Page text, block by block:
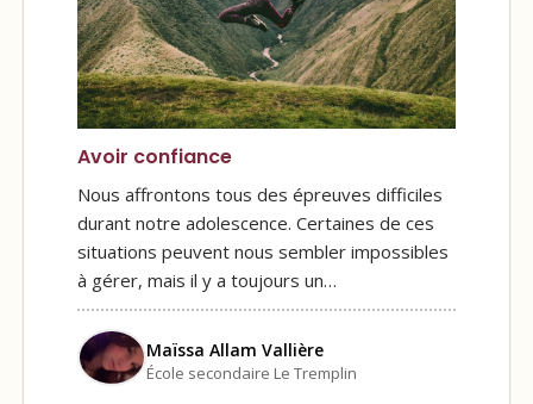
Avoir confiance
Nous affrontons tous des épreuves difficiles
durant notre adolescence. Certaines de ces
situations peuvent nous sembler impossibles
à gérer, mais il y a toujours un…
Maïssa Allam Vallière
École secondaire Le Tremplin